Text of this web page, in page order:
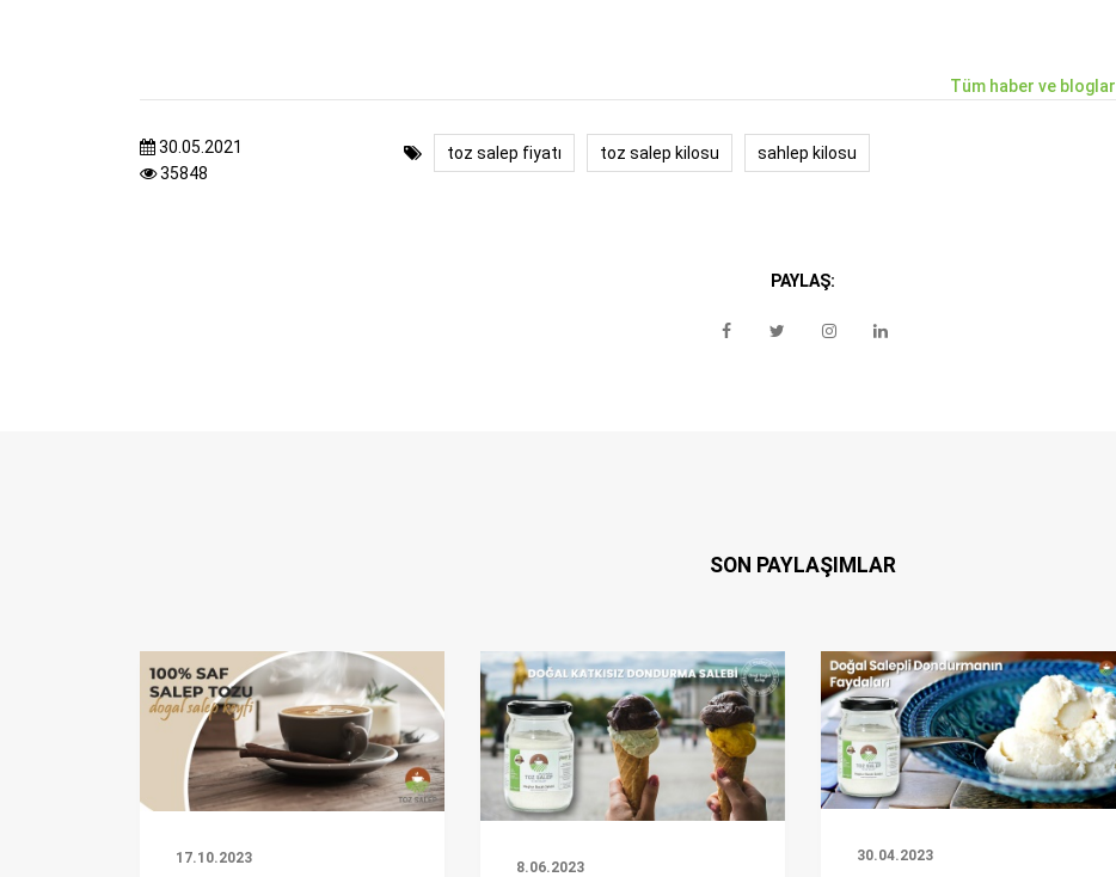
Tüm haber ve bloglar
30.05.2021
35848
toz salep fiyatı toz salep kilosu sahlep kilosu
PAYLAŞ:
SON PAYLAŞIMLAR
17.10.2023
8.06.2023
30.04.2023